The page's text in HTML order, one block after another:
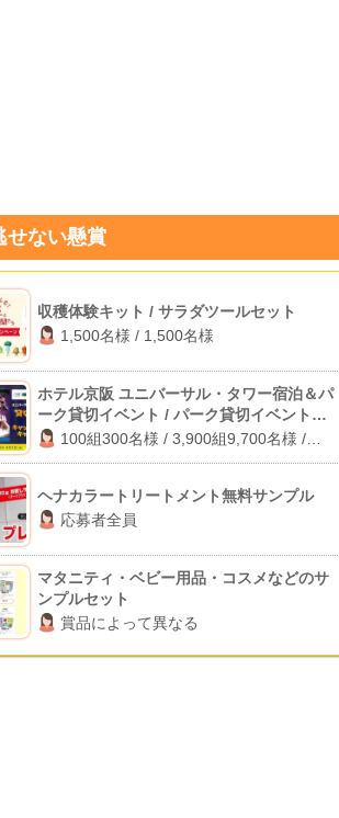
せない懸賞
収穫体験キット / サラダツールセット
1,500名様 / 1,500名様
ホテル京阪 ユニバーサル・タワー宿泊＆パ
ーク貸切イベント / パーク貸切イベント招
待 / 1万円キャッシュバック
100組300名様 / 3,900組9,700名様 /
2,000名様
ヘナカラートリートメント無料サンプル
応募者全員
マタニティ・ベビー用品・コスメなどのサ
ンプルセット
賞品によって異なる